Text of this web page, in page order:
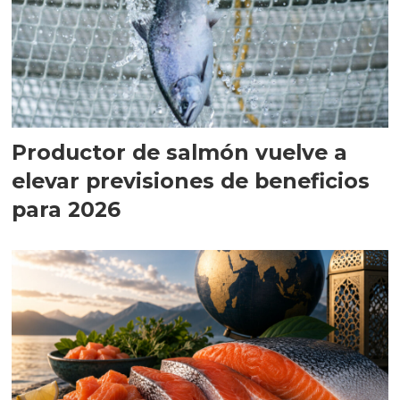
Productor de salmón vuelve a
elevar previsiones de beneficios
para 2026